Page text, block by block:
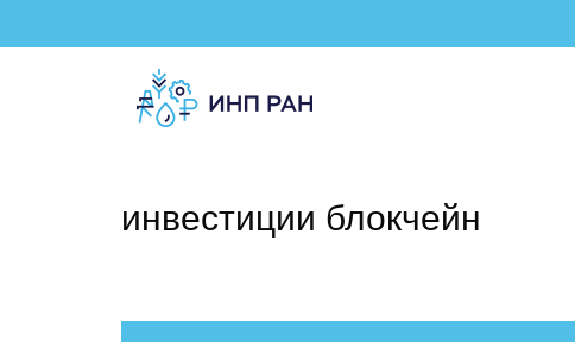
инвестиции блокчейн